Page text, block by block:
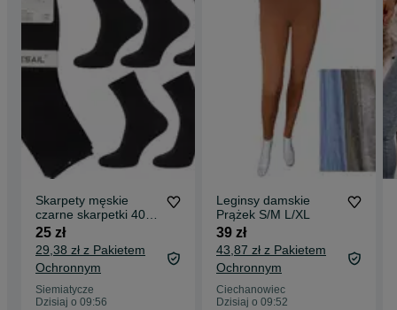
Skarpety męskie
czarne skarpetki 40-
44
25 zł
29,38 zł z Pakietem
Ochronnym
Siemiatycze
Dzisiaj o 09:56
Leginsy damskie
Prążek S/M L/XL
39 zł
43,87 zł z Pakietem
Ochronnym
Ciechanowiec
Dzisiaj o 09:52